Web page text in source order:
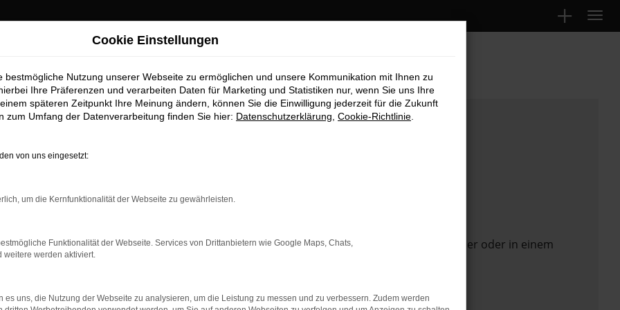
das Laden bestimmter Seiten verhindern. Funktioniert die Seite in einem anderen Browser oder in einem
zu beheben.
Cookie Einstellungen
bestmögliche Nutzung unserer Webseite zu ermöglichen und unsere Kommunikation mit Ihnen zu
Ihre Präferenzen und verarbeiten Daten für Marketing und Statistiken nur, wenn Sie uns Ihre
späteren Zeitpunkt Ihre Meinung ändern, können Sie die Einwilligung jederzeit für die Zukunft
zum Umfang der Datenverarbeitung finden Sie hier: Datenschutzerklärung Cookie-Richtlinie
von uns eingesetzt:
um die Kernfunktionalität der Webseite zu gewährleisten.
Funktionalität der Webseite. Services von Drittanbietern wie Google Maps, Chats,
weitere werden aktiviert.
es uns, die Nutzung der Webseite zu analysieren, um die Leistung zu messen und zu verbessern. Zudem werden